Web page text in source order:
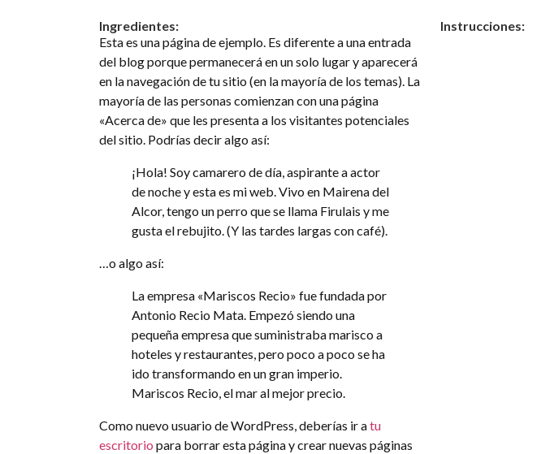
Ingredientes:
Esta es una página de ejemplo. Es diferente a una entrada
del blog porque permanecerá en un solo lugar y aparecerá
en la navegación de tu sitio (en la mayoría de los temas). La
mayoría de las personas comienzan con una página
«Acerca de» que les presenta a los visitantes potenciales
del sitio. Podrías decir algo así:
¡Hola! Soy camarero de día, aspirante a actor
de noche y esta es mi web. Vivo en Mairena del
Alcor, tengo un perro que se llama Firulais y me
gusta el rebujito. (Y las tardes largas con café).
…o algo así:
La empresa «Mariscos Recio» fue fundada por
Antonio Recio Mata. Empezó siendo una
pequeña empresa que suministraba marisco a
hoteles y restaurantes, pero poco a poco se ha
ido transformando en un gran imperio.
Mariscos Recio, el mar al mejor precio.
Como nuevo usuario de WordPress, deberías ir atu
escritorio para borrar esta página y crear nuevas páginas
Instrucciones: